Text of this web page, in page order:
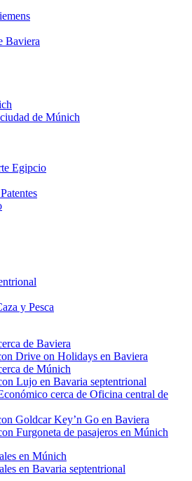
Baviera
de Múnich
Egipcio
y Pesca
de Baviera
Drive on Holidays en Baviera
de Múnich
Lujo en Bavaria septentrional
cerca de Oficina central de
Goldcar Key’n Go en Baviera
Furgoneta de pasajeros en Múnich
en Múnich
en Bavaria septentrional